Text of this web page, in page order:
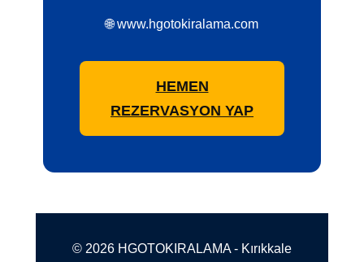
🌐 www.hgotokiralama.com
HEMEN
REZERVASYON YAP
© 2026 HGOTOKIRALAMA - Kırıkkale